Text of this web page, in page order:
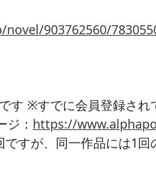
903762560/
す ※すでに会員登録され
ジ： https://
すが、同一作品には1回